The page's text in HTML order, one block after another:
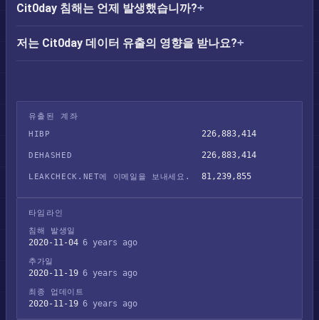
Cit0day 침해는 언제 발생했습니까?
저는 Cit0day 데이터 유출의 영향을 받나요?
유출된 계좌
HIBP
226,883,414
DEHASHED 226,883,414
LEAKCHECK.NET에 이메일을 보내세요. 81,239,855
타임라인
침해 발생일
2020-11-04 6 years ago
추가일
2020-11-19 6 years ago
최종 업데이트
2020-11-19 6 years ago